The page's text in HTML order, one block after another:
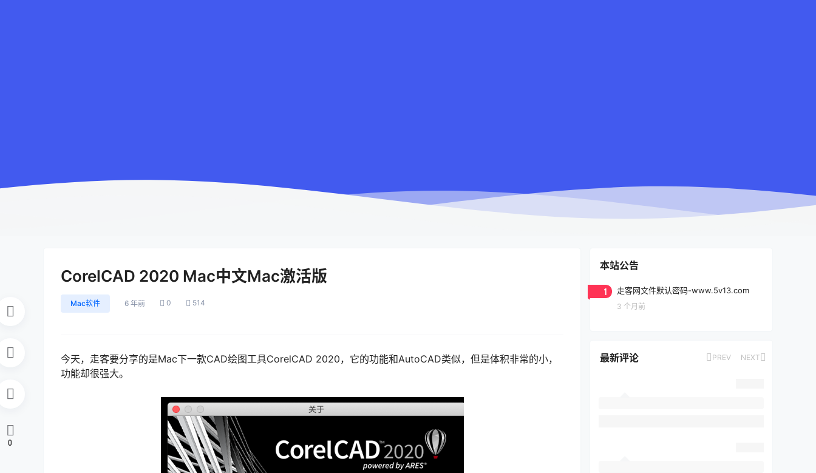
CorelCAD 2020 Mac中文Mac激活版
Mac软件 6 年前 0 514
今天，走客要分享的是Mac下一款CAD绘图工具CorelCAD 2020，它的功能和AutoCAD类似，但是体积非常的小，
功能却很强大。
0
本站公告
1 走客网文件默认密码-www.5v13.com
3 个月前
最新评论 PREV NEXT